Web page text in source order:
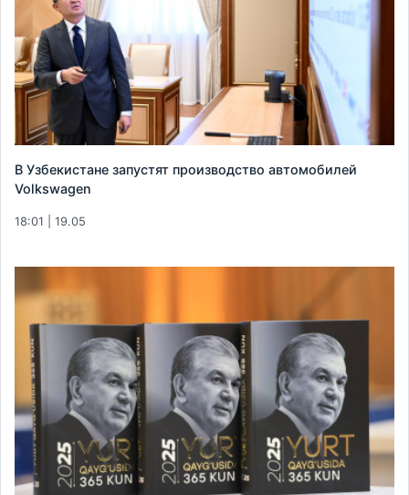
В Узбекистане запустят производство автомобилей
Volkswagen
18:01 | 19.05